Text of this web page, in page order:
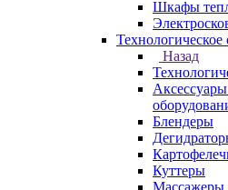
Шкафы
Технологическое
Назад
Блендеры
Куттеры
Массажеры